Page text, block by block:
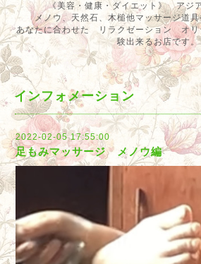
《美容・健康・ダイエット》 アジ
メノウ、天然石、木槌他マッサージ道
あなたに合わせた リラクゼーション オ
験出来るお店です。
インフォメーション
2022-02-05 17:55:00
足もみマッサージ メノウ編